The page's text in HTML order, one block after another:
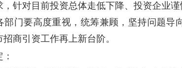
，针对目前投资总体走低下降、投资企业
部门要高度重视，统筹兼顾，坚持问题导
商引资工作再上新台阶。